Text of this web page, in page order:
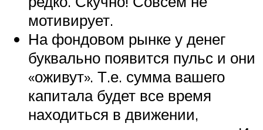
мотивирует.
На фондовом рынке у денег
буквально появится пульс и они
«оживут». Т.е. сумма вашего
капитала будет все время
находиться в движении,